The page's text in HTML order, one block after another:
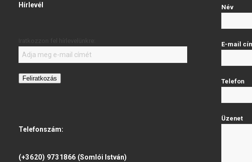
Hírlevél
Feliratkozás
Telefonszám:
(+3620) 9731866 (Somlói István)
Név
E-mail
Telefon
Üzenet